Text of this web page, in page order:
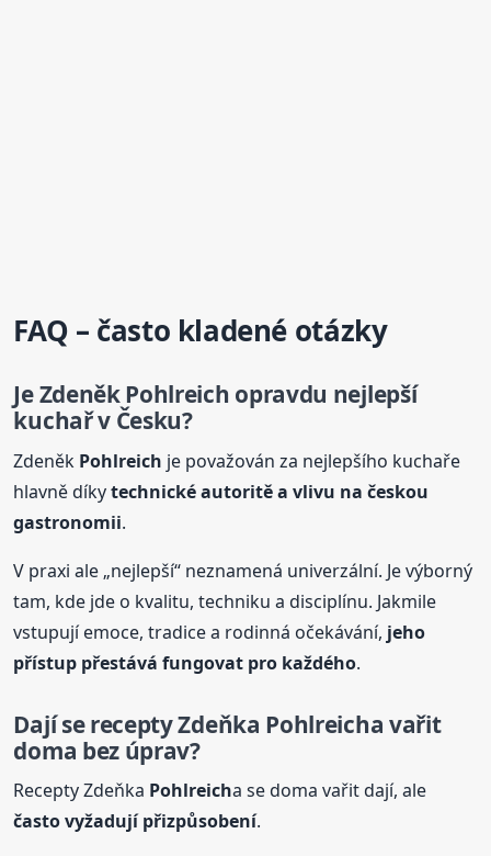
FAQ – často kladené otázky
Je ZdeněkPohlreich opravdu nejlepší
kuchař v Česku?
Zdeněk Pohlreich je považován za nejlepšího kuchaře
hlavně díkytechnické autoritě a vlivu na českou
gastronomii.
V praxi ale „nejlepší“ neznamená univerzální. Je výborný
tam, kde jde o kvalitu, techniku a disciplínu. Jakmile
vstupují emoce, tradice a rodinná očekávání, jeho
přístup přestává fungovat pro každého.
Dají se recepty Zdeňka Pohlreicha vařit
doma bez úprav?
Recepty Zdeňka Pohlreicha se doma vařit dají, ale
často vyžadují přizpůsobení.